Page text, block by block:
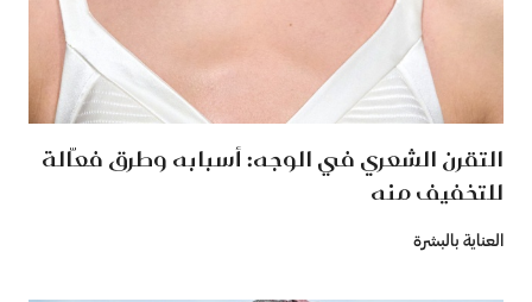
التقرن الشعري في الوجه: أسبابه وطرق فعّالة
للتخفيف منه
العناية بالبشرة